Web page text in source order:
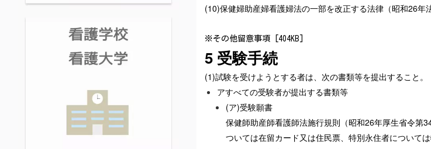
(10)保健婦助産婦看護婦法の一部を改正する法律（昭和26
※その他留意事項 [404KB]
5 受験手続
(1)試験を受けようとする者は、次の書類等を提出すること。
アすべての受験者が提出する書類等
(ア)受験願書
保健師助産師看護師法施行規則（昭和26年厚生省令第
ついては在留カード又は住民票、特別永住者について